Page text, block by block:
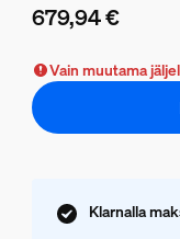
679,94 €
Vain muutama
Klarnalla